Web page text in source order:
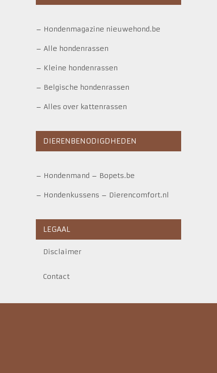
– Hondenmagazine nieuwehond.be
– Alle hondenrassen
– Kleine hondenrassen
– Belgische hondenrassen
– Alles over kattenrassen
DIERENBENODIGDHEDEN
– Hondenmand – Bopets.be
– Hondenkussens – Dierencomfort.nl
LEGAAL
Disclaimer
Contact